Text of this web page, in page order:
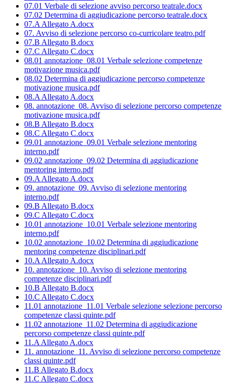
07.01 Verbale di selezione avviso percorso teatrale.docx
07.02 Determina di aggiudicazione percorso teatrale.docx
07.A Allegato A.docx
07. Avviso di selezione percorso co-curricolare teatro.pdf
07.B Allegato B.docx
07.C Allegato C.docx
08.01 annotazione_08.01 Verbale selezione competenze
motivazione musica.pdf
08.02 Determina di aggiudicazione percorso competenze
motivazione musica.pdf
08.A Allegato A.docx
08. annotazione_08. Avviso di selezione percorso competenze
motivazione musica.pdf
08.B Allegato B.docx
08.C Allegato C.docx
09.01 annotazione_09.01 Verbale selezione mentoring
interno.pdf
09.02 annotazione_09.02 Determina di aggiudicazione
mentoring interno.pdf
09.A Allegato A.docx
09. annotazione_09. Avviso di selezione mentoring
interno.pdf
09.B Allegato B.docx
09.C Allegato C.docx
10.01 annotazione_10.01 Verbale selezione mentoring
interno.pdf
10.02 annotazione_10.02 Determina di aggiudicazione
mentoring competenze disciplinari.pdf
10.A Allegato A.docx
10. annotazione_10. Avviso di selezione mentoring
competenze disciplinari.pdf
10.B Allegato B.docx
10.C Allegato C.docx
11.01 annotazione_11.01 Verbale selezione selezione percorso
competenze classi quinte.pdf
11.02 annotazione_11.02 Determina di aggiudicazione
percorso competenze classi quinte.pdf
11.A Allegato A.docx
11. annotazione_11. Avviso di selezione percorso competenze
classi quinte.pdf
11.B Allegato B.docx
11.C Allegato C.docx